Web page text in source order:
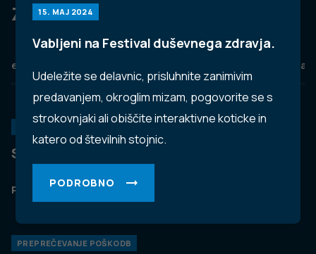
15. MAJ 2024
Vabljeni na Festival duševnega zdravja.
Udeležite se delavnic, prisluhnite zanimivim
predavanjem, okroglim mizam, pogovorite se s
strokovnjaki ali obiščite interaktivne koticke in
katero od številnih stojnic.
PODROBNO
Za dobro javno zdravje
eZdravje
Spremljanje okužb s SARS-CoV-2 (covid-19)
PODROBNO
PREPREČEVANJE POŠKODB